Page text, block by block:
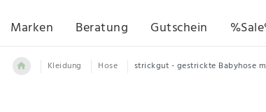
Marken
Beratung Gutschein
Kleidung Hose strickgut - gestrickte Babyhose